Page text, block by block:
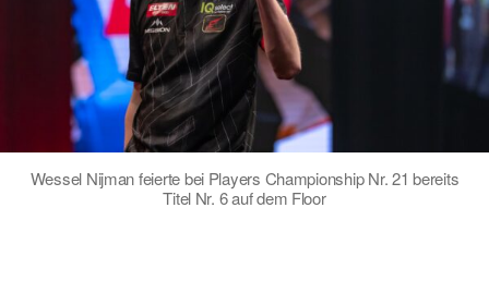
Wessel Nijman feierte bei Players Championship Nr. 21 bereits
Titel Nr. 6 auf dem Floor